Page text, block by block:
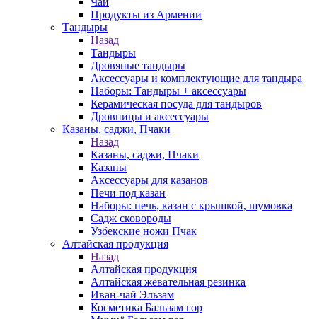
Продукты из Армении
Тандыры
Назад
Тандыры
Дровяные тандыры
Аксессуары и комплектующие для тандыра
Наборы: Тандыры + аксессуары
Керамическая посуда для тандыров
Дровницы и аксессуары
Казаны, саджи, Пчаки
Назад
Казаны, саджи, Пчаки
Казаны
Аксессуары для казанов
Печи под казан
Наборы: печь, казан с крышкой, шумовка
Садж сковороды
Узбекские ножи Пчак
Алтайская продукция
Назад
Алтайская продукция
Алтайская жевательная резинка
Иван-чай Эльзам
Косметика Бальзам гор